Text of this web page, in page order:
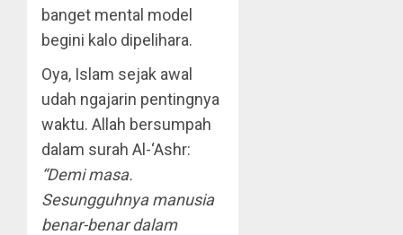
banget mental model
begini kalo dipelihara.
Oya, Islam sejak awal
udah ngajarin pentingnya
waktu. Allah bersumpah
dalam surah Al-‘Ashr:
“Demi masa.
Sesungguhnya manusia
benar-benar dalam